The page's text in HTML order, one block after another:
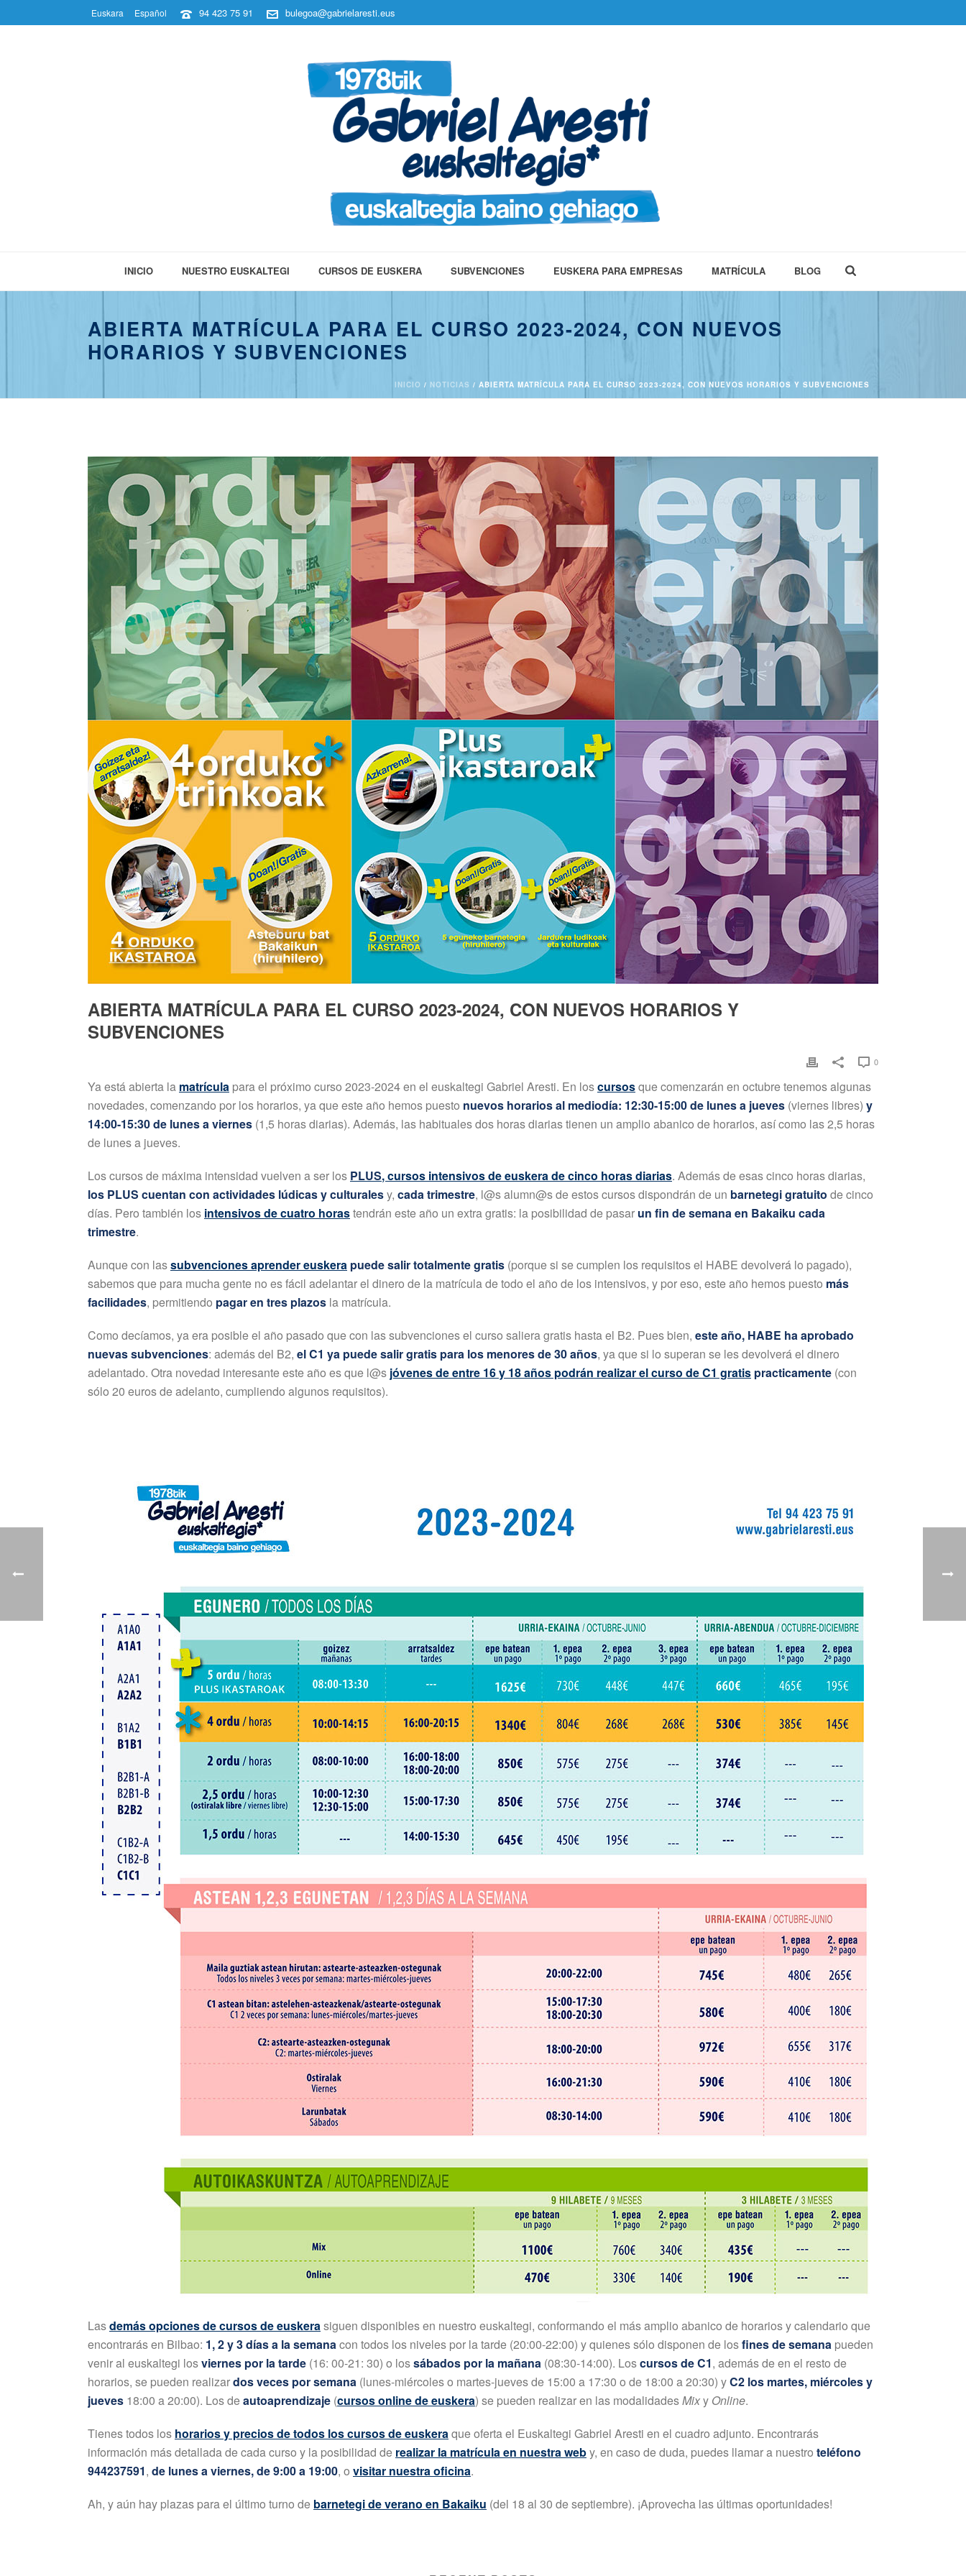
Euskara Español 94 423 75 91 bulegoa@gabrielaresti.eus
INICIO NUESTRO EUSKALTEGI CURSOS DE EUSKERA SUBVENCIONES EUSKERA PARA EMPRESAS MATRÍCULA BLOG
ABIERTA MATRÍCULA PARA EL CURSO 2023-2024, CON NUEVOS
HORARIOS Y SUBVENCIONES
INICIO / NOTICIAS / ABIERTA MATRÍCULA PARA EL CURSO 2023-2024, CON NUEVOS HORARIOS Y SUBVENCIONES
ABIERTA MATRÍCULA PARA EL CURSO 2023-2024, CON NUEVOS HORARIOS Y
SUBVENCIONES
0
Ya está abierta la matrícula para el próximo curso 2023-2024 en el euskaltegi Gabriel Aresti. En loscursosque comenzarán en octubre tenemos algunas
novedades, comenzando por los horarios, ya que este año hemos puesto nuevos horarios al mediodía: 12:30-15:00 de lunes a jueves (viernes libres) y
14:00-15:30 de lunes a viernes (1,5 horas diarias). Además, las habituales dos horas diarias tienen un amplio abanico de horarios, así como las 2,5 horas
de lunes a jueves.
Los cursos de máxima intensidad vuelven a ser los PLUS, cursos intensivos de euskera de cinco horas diarias. Además de esas cinco horas diarias,
los PLUS cuentan con actividades lúdicas y culturalesy, cada trimestre, l@s alumn@s de estos cursos dispondrán de un barnetegi gratuito de cinco
días. Pero también los intensivos de cuatro horastendrán este año un extra gratis: la posibilidad de pasar un fin de semana en Bakaiku cada
trimestre.
Aunque con lassubvenciones aprender euskera puede salir totalmente gratis (porque si se cumplen los requisitos el HABE devolverá lo pagado),
sabemos que para mucha gente no es fácil adelantar el dinero de la matrícula de todo el año de los intensivos, y por eso, este año hemos puesto más
facilidades, permitiendo pagar en tres plazos la matrícula.
Como decíamos, ya era posible el año pasado que con las subvenciones el curso saliera gratis hasta el B2. Pues bien, este año, HABE ha aprobado
nuevas subvenciones: además del B2, el C1 ya puede salir gratis para los menores de 30 años, ya que si lo superan se les devolverá el dinero
adelantado. Otra novedad interesante este año es que l@s jóvenes de entre 16 y 18 años podrán realizar el curso de C1 gratis practicamente (con
sólo 20 euros de adelanto, cumpliendo algunos requisitos).
Lasdemás opciones de cursos de euskerasiguen disponibles en nuestro euskaltegi, conformando el más amplio abanico de horarios y calendario que
encontrarás en Bilbao: 1, 2 y 3 días a la semanacon todos los niveles por la tarde (20:00-22:00) y quienes sólo disponen de losfines de semana pueden
venir al euskaltegi losviernes por la tarde (16: 00-21: 30) o lossábados por la mañana (08:30-14:00). Loscursos de C1, además de en el resto de
horarios, se pueden realizardos veces por semana (lunes-miércoles o martes-jueves de 15:00 a 17:30 o de 18:00 a 20:30) yC2 los martes, miércoles y
jueves 18:00 a 20:00). Los deautoaprendizaje (cursos online de euskera) se pueden realizar en las modalidadesMixy Online.
Tienes todos los horarios y precios de todos los cursos de euskeraque oferta el Euskaltegi Gabriel Aresti en el cuadro adjunto. Encontrarás
información más detallada de cada curso y la posibilidad de realizar la matrícula en nuestra weby, en caso de duda, puedes llamar a nuestro teléfono
944237591, de lunes a viernes, de 9:00 a 19:00, o visitar nuestra oficina.
Ah, y aún hay plazas para el último turno de barnetegi de verano en Bakaiku (del 18 al 30 de septiembre). ¡Aprovecha las últimas oportunidades!